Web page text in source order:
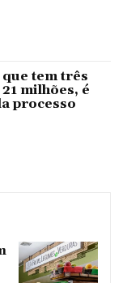
tem três
milhões, é
processo